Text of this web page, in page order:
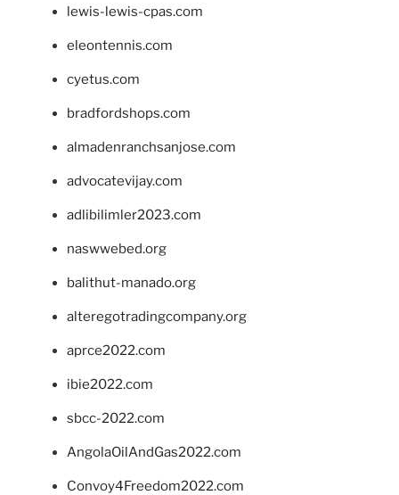
lewis-lewis-cpas.com
eleontennis.com
cyetus.com
bradfordshops.com
almadenranchsanjose.com
advocatevijay.com
adlibilimler2023.com
naswwebed.org
balithut-manado.org
alteregotradingcompany.org
aprce2022.com
ibie2022.com
sbcc-2022.com
AngolaOilAndGas2022.com
Convoy4Freedom2022.com